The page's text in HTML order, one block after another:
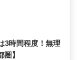
3時間程度！無理
】